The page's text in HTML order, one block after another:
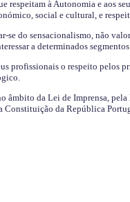
respeitam à Autonomia e aos
social e cultural, e
se do sensacionalismo, não
a determinados
profissionais o respeito pelos
âmbito da Lei de Imprensa,
Constituição da República